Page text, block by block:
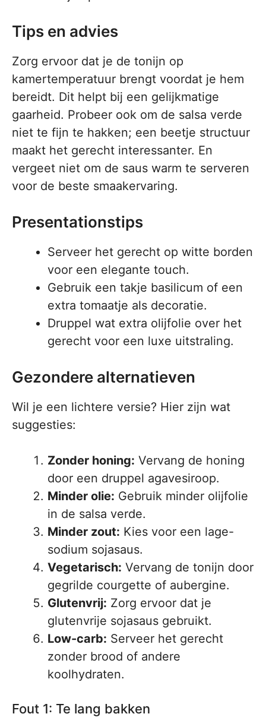
Tips en advies
Zorg ervoor dat je de tonijn op
kamertemperatuur brengt voordat je hem
bereidt. Dit helpt bij een gelijkmatige
gaarheid. Probeer ook om de salsa verde
niet te fijn te hakken; een beetje structuur
maakt het gerecht interessanter. En
vergeet niet om de saus warm te serveren
voor de beste smaakervaring.
Presentationstips
Serveer het gerecht op witte borden
voor een elegante touch.
Gebruik een takje basilicum of een
extra tomaatje als decoratie.
Druppel wat extra olijfolie over het
gerecht voor een luxe uitstraling.
Gezondere alternatieven
Wil je een lichtere versie? Hier zijn wat
suggesties:
Zonder honing: Vervang de honing
door een druppel agavesiroop.
Minder olie: Gebruik minder olijfolie
in de salsa verde.
Minder zout: Kies voor een lage-
sodium sojasaus.
Vegetarisch: Vervang de tonijn door
gegrilde courgette of aubergine.
Glutenvrij: Zorg ervoor dat je
glutenvrije sojasaus gebruikt.
Low-carb: Serveer het gerecht
zonder brood of andere
koolhydraten.
Fout 1: Te lang bakken